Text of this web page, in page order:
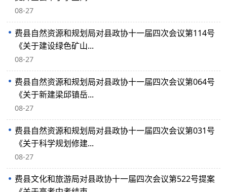
08-27
费县自然资源和规划局对县政协十一届四次会议第114号
《关于建设绿色矿山...
08-27
费县自然资源和规划局对县政协十一届四次会议第064号
《关于新建梁邱镇岳...
08-27
费县自然资源和规划局对县政协十一届四次会议第031号
《关于科学规划修建...
08-27
费县文化和旅游局对县政协十一届四次会议第522号提案